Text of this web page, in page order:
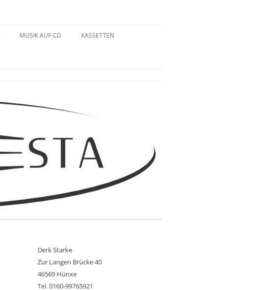
MUSIK AUF CD KASSETTEN
Derk Starke
Zur Langen Brücke 40
46569 Hünxe
Tel. 0160-99765921